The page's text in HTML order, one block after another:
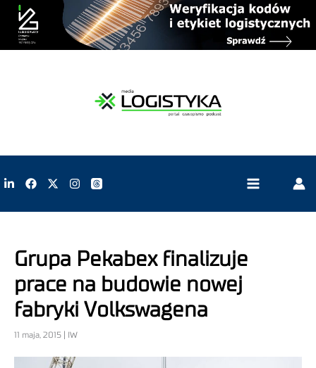
Grupa Pekabex finalizuje
prace na budowie nowej
fabryki Volkswagena
11 maja, 2015 | IW